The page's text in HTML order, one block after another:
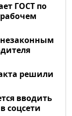
ГОСТ по
решили
вводить
соцсети